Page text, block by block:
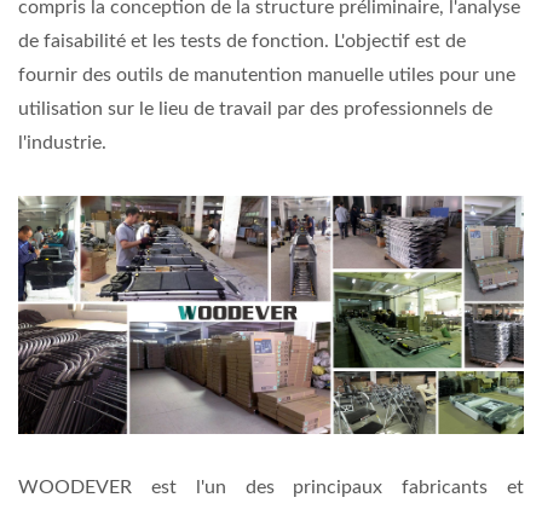
compris la conception de la structure préliminaire, l'analyse
de faisabilité et les tests de fonction. L'objectif est de
fournir des outils de manutention manuelle utiles pour une
utilisation sur le lieu de travail par des professionnels de
l'industrie.
WOODEVER est l'un des principaux fabricants et